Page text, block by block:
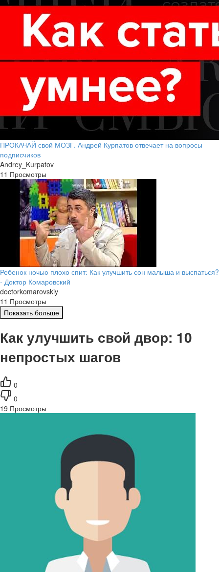
ПРОКАЧАЙ свой МОЗГ. Андрей Курпатов отвечает на вопросы
подписчиков
Andrey_Kurpatov
11 Просмотры
Ребенок ночью плохо спит: Как улучшить сон малыша и выспаться?
- Доктор Комаровский
doctorkomarovskiy
11 Просмотры
Показать больше
Как улучшить свой двор: 10
непростых шагов
0
0
19 Просмотры